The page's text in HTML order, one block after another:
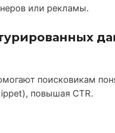
или рекламы.
поисковикам
повышая CTR.